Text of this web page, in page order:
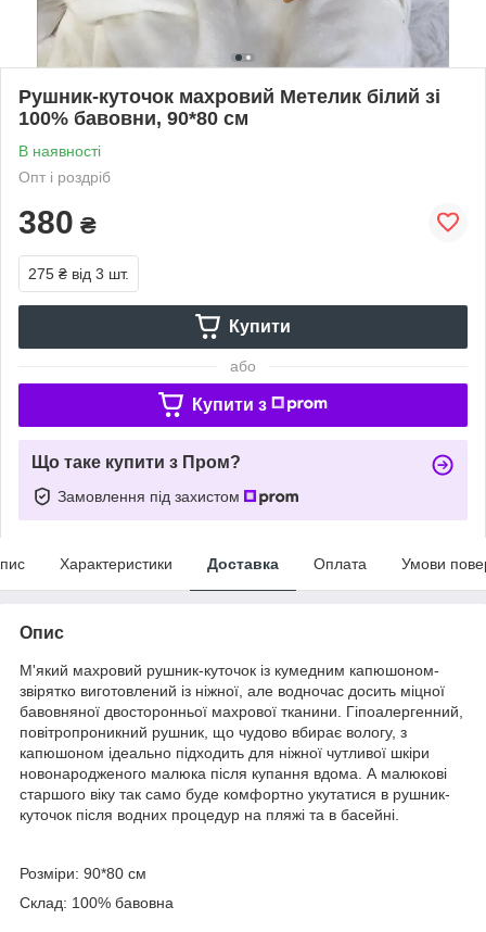
Рушник-куточок махровий Метелик білий зі
100% бавовни, 90*80 см
В наявності
Опт і роздріб
380 ₴
275 ₴ від 3 шт.
Купити
або
Купити з
Що таке купити з Пром?
Замовлення під захистом
Характеристики Доставка Оплата Умови
Опис
М'який махровий рушник-куточок із кумедним капюшоном-
звірятко виготовлений із ніжної, але водночас досить міцної
бавовняної двосторонньої махрової тканини. Гіпоалергенний,
повітропроникний рушник, що чудово вбирає вологу, з
капюшоном ідеально підходить для ніжної чутливої шкіри
новонародженого малюка після купання вдома. А малюкові
старшого віку так само буде комфортно укутатися в рушник-
куточок після водних процедур на пляжі та в басейні.
Розміри: 90*80 см
Склад: 100% бавовна